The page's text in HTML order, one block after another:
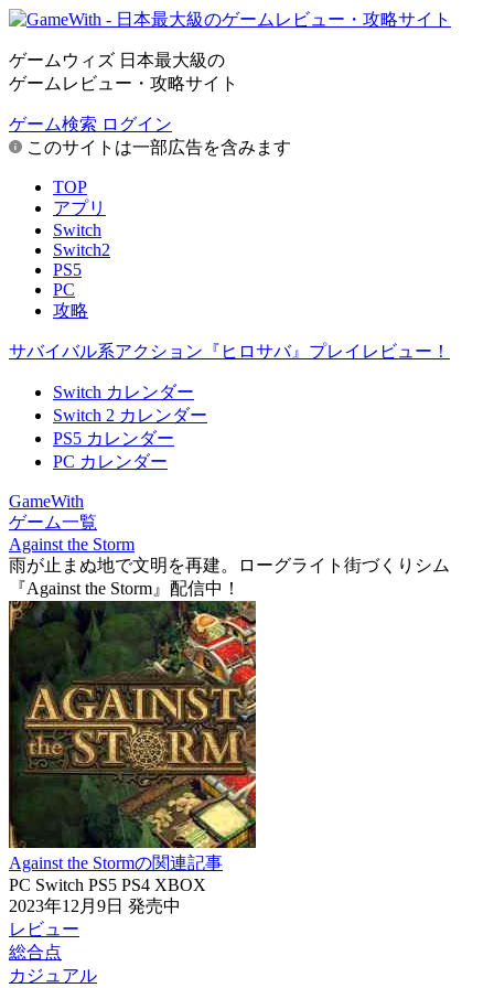
ゲームウィズ 日本最大級の
ゲームレビュー・攻略サイト
ゲーム検索 ログイン
このサイトは一部広告を含みます
TOP
アプリ
Switch
Switch2
PS5
PC
攻略
サバイバル系アクション『ヒロサバ』プレイレビュー！
Switch カレンダー
Switch 2 カレンダー
PS5 カレンダー
PC カレンダー
GameWith
ゲーム一覧
Against the Storm
雨が止まぬ地で文明を再建。ローグライト街づくりシム
『Against the Storm』配信中！
Against the Stormの関連記事
PC Switch PS5 PS4 XBOX
2023年12月9日 発売中
レビュー
総合点
カジュアル